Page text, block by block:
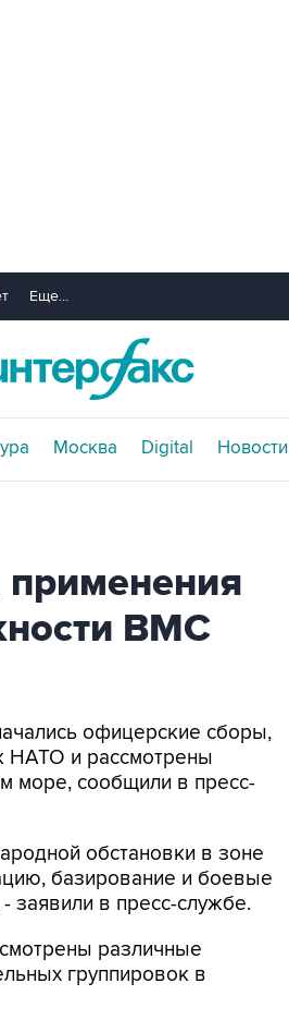
Еще...
Москва Digital Новости
применения
ВМС
офицерские сборы,
НАТО и рассмотрены
море, сообщили в пресс-
обстановки в зоне
базирование и боевые
заявили в пресс-службе.
различные
группировок в